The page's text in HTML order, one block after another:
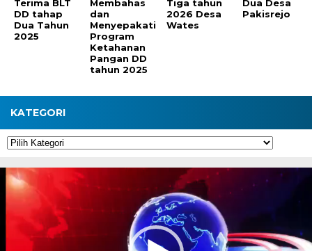
Terima BLT
DD tahap
Dua Tahun
2025
Membahas
dan
Menyepakati
Program
Ketahanan
Pangan DD
tahun 2025
Tiga tahun
2026 Desa
Wates
Dua Desa
Pakisrejo
KATEGORI
Kategori
Pemutar
Video